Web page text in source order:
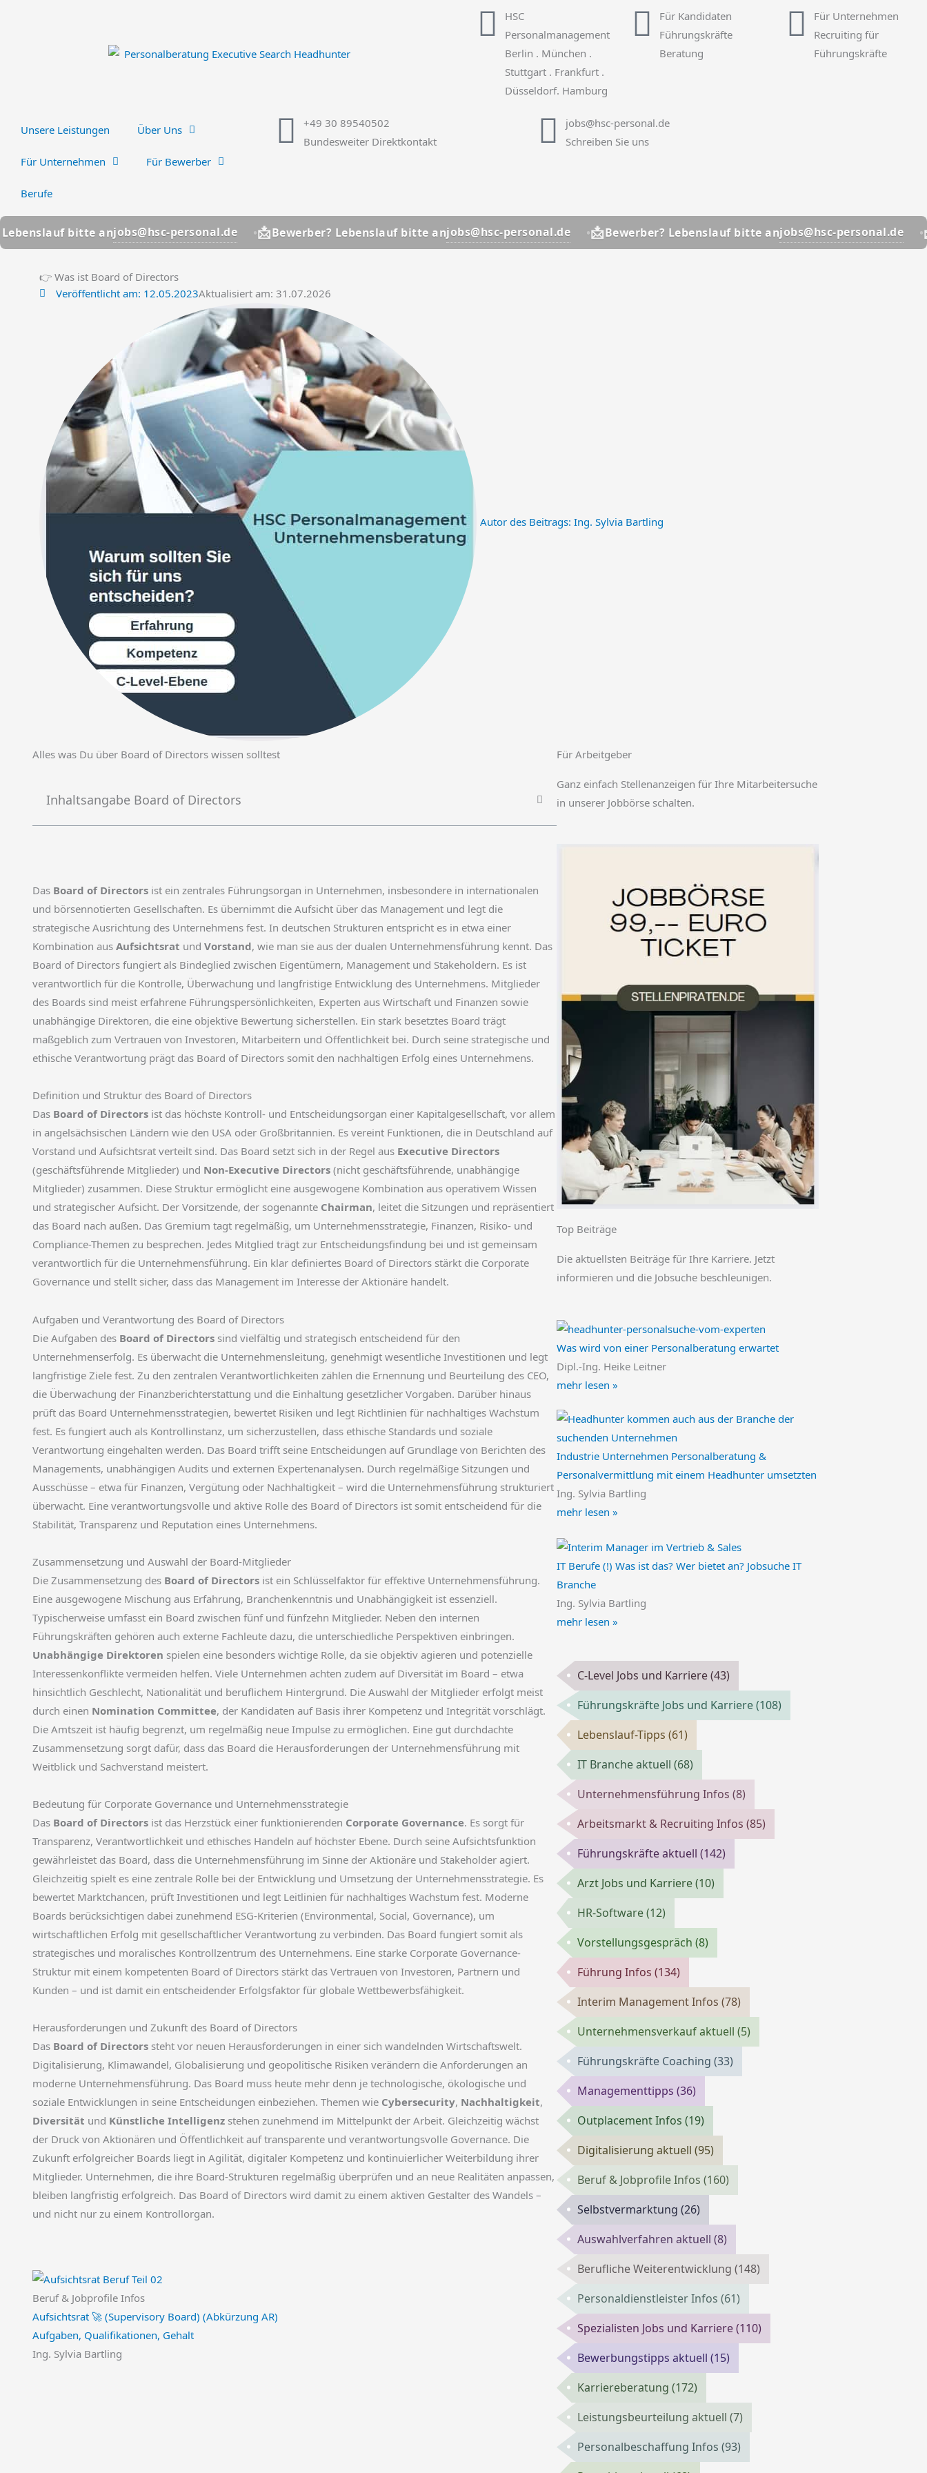
HSC
Personalmanagement
Berlin . München .
Stuttgart . Frankfurt .
Düsseldorf. Hamburg
Für Kandidaten
Führungskräfte
Beratung
Für Unternehmen
Recruiting für
Führungskräfte
Unsere Leistungen Über Uns
Für Unternehmen Für Bewerber
Berufe
+49 30 89540502
Bundesweiter Direktkontakt
jobs@hsc-personal.de
Schreiben Sie uns
anjobs@hsc-personal.de 📩Bewerber? Lebenslauf bitte anjobs@hsc-personal.de 📩Bewerber? Lebenslauf bitte anjobs@hsc-personal.de 📩
👉 Was ist Board of Directors
Veröffentlicht am: 12.05.2023Aktualisiert am: 31.07.2026
Autor des Beitrags: Ing. Sylvia Bartling
Alles was Du über Board of Directors wissen solltest
Inhaltsangabe Board of Directors
Das Board of Directors ist ein zentrales Führungsorgan in Unternehmen, insbesondere in internationalen
und börsennotierten Gesellschaften. Es übernimmt die Aufsicht über das Management und legt die
strategische Ausrichtung des Unternehmens fest. In deutschen Strukturen entspricht es in etwa einer
Kombination aus Aufsichtsrat und Vorstand, wie man sie aus der dualen Unternehmensführung kennt. Das
Board of Directors fungiert als Bindeglied zwischen Eigentümern, Management und Stakeholdern. Es ist
verantwortlich für die Kontrolle, Überwachung und langfristige Entwicklung des Unternehmens. Mitglieder
des Boards sind meist erfahrene Führungspersönlichkeiten, Experten aus Wirtschaft und Finanzen sowie
unabhängige Direktoren, die eine objektive Bewertung sicherstellen. Ein stark besetztes Board trägt
maßgeblich zum Vertrauen von Investoren, Mitarbeitern und Öffentlichkeit bei. Durch seine strategische und
ethische Verantwortung prägt das Board of Directors somit den nachhaltigen Erfolg eines Unternehmens.
Definition und Struktur des Board of Directors
Das Board of Directors ist das höchste Kontroll- und Entscheidungsorgan einer Kapitalgesellschaft, vor allem
in angelsächsischen Ländern wie den USA oder Großbritannien. Es vereint Funktionen, die in Deutschland auf
Vorstand und Aufsichtsrat verteilt sind. Das Board setzt sich in der Regel aus Executive Directors
(geschäftsführende Mitglieder) und Non-Executive Directors (nicht geschäftsführende, unabhängige
Mitglieder) zusammen. Diese Struktur ermöglicht eine ausgewogene Kombination aus operativem Wissen
und strategischer Aufsicht. Der Vorsitzende, der sogenannte Chairman, leitet die Sitzungen und repräsentiert
das Board nach außen. Das Gremium tagt regelmäßig, um Unternehmensstrategie, Finanzen, Risiko- und
Compliance-Themen zu besprechen. Jedes Mitglied trägt zur Entscheidungsfindung bei und ist gemeinsam
verantwortlich für die Unternehmensführung. Ein klar definiertes Board of Directors stärkt die Corporate
Governance und stellt sicher, dass das Management im Interesse der Aktionäre handelt.
Aufgaben und Verantwortung des Board of Directors
Die Aufgaben des Board of Directors sind vielfältig und strategisch entscheidend für den
Unternehmenserfolg. Es überwacht die Unternehmensleitung, genehmigt wesentliche Investitionen und legt
langfristige Ziele fest. Zu den zentralen Verantwortlichkeiten zählen die Ernennung und Beurteilung des CEO,
die Überwachung der Finanzberichterstattung und die Einhaltung gesetzlicher Vorgaben. Darüber hinaus
prüft das Board Unternehmensstrategien, bewertet Risiken und legt Richtlinien für nachhaltiges Wachstum
fest. Es fungiert auch als Kontrollinstanz, um sicherzustellen, dass ethische Standards und soziale
Verantwortung eingehalten werden. Das Board trifft seine Entscheidungen auf Grundlage von Berichten des
Managements, unabhängigen Audits und externen Expertenanalysen. Durch regelmäßige Sitzungen und
Ausschüsse – etwa für Finanzen, Vergütung oder Nachhaltigkeit – wird die Unternehmensführung strukturiert
überwacht. Eine verantwortungsvolle und aktive Rolle des Board of Directors ist somit entscheidend für die
Stabilität, Transparenz und Reputation eines Unternehmens.
Zusammensetzung und Auswahl der Board-Mitglieder
Die Zusammensetzung des Board of Directors ist ein Schlüsselfaktor für effektive Unternehmensführung.
Eine ausgewogene Mischung aus Erfahrung, Branchenkenntnis und Unabhängigkeit ist essenziell.
Typischerweise umfasst ein Board zwischen fünf und fünfzehn Mitglieder. Neben den internen
Führungskräften gehören auch externe Fachleute dazu, die unterschiedliche Perspektiven einbringen.
Unabhängige Direktoren spielen eine besonders wichtige Rolle, da sie objektiv agieren und potenzielle
Interessenkonflikte vermeiden helfen. Viele Unternehmen achten zudem auf Diversität im Board – etwa
hinsichtlich Geschlecht, Nationalität und beruflichem Hintergrund. Die Auswahl der Mitglieder erfolgt meist
durch einen Nomination Committee, der Kandidaten auf Basis ihrer Kompetenz und Integrität vorschlägt.
Die Amtszeit ist häufig begrenzt, um regelmäßig neue Impulse zu ermöglichen. Eine gut durchdachte
Zusammensetzung sorgt dafür, dass das Board die Herausforderungen der Unternehmensführung mit
Weitblick und Sachverstand meistert.
Bedeutung für Corporate Governance und Unternehmensstrategie
Das Board of Directors ist das Herzstück einer funktionierenden Corporate Governance. Es sorgt für
Transparenz, Verantwortlichkeit und ethisches Handeln auf höchster Ebene. Durch seine Aufsichtsfunktion
gewährleistet das Board, dass die Unternehmensführung im Sinne der Aktionäre und Stakeholder agiert.
Gleichzeitig spielt es eine zentrale Rolle bei der Entwicklung und Umsetzung der Unternehmensstrategie. Es
bewertet Marktchancen, prüft Investitionen und legt Leitlinien für nachhaltiges Wachstum fest. Moderne
Boards berücksichtigen dabei zunehmend ESG-Kriterien (Environmental, Social, Governance), um
wirtschaftlichen Erfolg mit gesellschaftlicher Verantwortung zu verbinden. Das Board fungiert somit als
strategisches und moralisches Kontrollzentrum des Unternehmens. Eine starke Corporate Governance-
Struktur mit einem kompetenten Board of Directors stärkt das Vertrauen von Investoren, Partnern und
Kunden – und ist damit ein entscheidender Erfolgsfaktor für globale Wettbewerbsfähigkeit.
Herausforderungen und Zukunft des Board of Directors
Das Board of Directors steht vor neuen Herausforderungen in einer sich wandelnden Wirtschaftswelt.
Digitalisierung, Klimawandel, Globalisierung und geopolitische Risiken verändern die Anforderungen an
moderne Unternehmensführung. Das Board muss heute mehr denn je technologische, ökologische und
soziale Entwicklungen in seine Entscheidungen einbeziehen. Themen wie Cybersecurity, Nachhaltigkeit,
Diversität und Künstliche Intelligenz stehen zunehmend im Mittelpunkt der Arbeit. Gleichzeitig wächst
der Druck von Aktionären und Öffentlichkeit auf transparente und verantwortungsvolle Governance. Die
Zukunft erfolgreicher Boards liegt in Agilität, digitaler Kompetenz und kontinuierlicher Weiterbildung ihrer
Mitglieder. Unternehmen, die ihre Board-Strukturen regelmäßig überprüfen und an neue Realitäten anpassen,
bleiben langfristig erfolgreich. Das Board of Directors wird damit zu einem aktiven Gestalter des Wandels –
und nicht nur zu einem Kontrollorgan.
Beruf & Jobprofile Infos
Aufsichtsrat 🚀 (Supervisory Board) (Abkürzung AR)
Aufgaben, Qualifikationen, Gehalt
Ing. Sylvia Bartling
Für Arbeitgeber
Ganz einfach Stellenanzeigen für Ihre Mitarbeitersuche
in unserer Jobbörse schalten.
Top Beiträge
Die aktuellsten Beiträge für Ihre Karriere. Jetzt
informieren und die Jobsuche beschleunigen.
Was wird von einer Personalberatung erwartet
Dipl.-Ing. Heike Leitner
mehr lesen »
Industrie Unternehmen Personalberatung &
Personalvermittlung mit einem Headhunter umsetzten
Ing. Sylvia Bartling
mehr lesen »
IT Berufe (!) Was ist das? Wer bietet an? Jobsuche IT
Branche
Ing. Sylvia Bartling
mehr lesen »
C-Level Jobs und Karriere(43)
Führungskräfte Jobs und Karriere(108)
Lebenslauf-Tipps (61)
IT Branche aktuell (68)
Unternehmensführung Infos (8)
Arbeitsmarkt & Recruiting Infos (85)
Führungskräfte aktuell (142)
Arzt Jobs und Karriere(10)
HR-Software(12)
Vorstellungsgespräch (8)
Führung Infos (134)
Interim Management Infos (78)
Unternehmensverkauf aktuell (5)
Führungskräfte Coaching (33)
Managementtipps (36)
Outplacement Infos (19)
Digitalisierung aktuell (95)
Beruf & Jobprofile Infos (160)
Selbstvermarktung (26)
Auswahlverfahren aktuell (8)
Berufliche Weiterentwicklung (148)
Personaldienstleister Infos (61)
Spezialisten Jobs und Karriere(110)
Bewerbungstipps aktuell (15)
Karriereberatung (172)
Leistungsbeurteilung aktuell (7)
Personalbeschaffung Infos (93)